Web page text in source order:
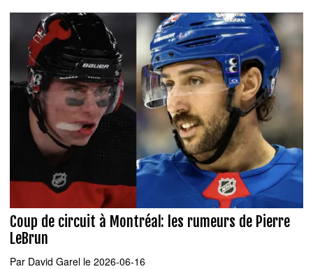
Coup de circuit à Montréal: les rumeurs de Pierre
LeBrun
Par David Garel le 2026-06-16